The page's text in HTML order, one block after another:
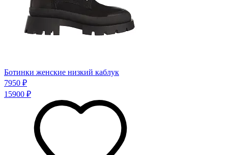
Ботинки женские низкий каблук
7950 ₽
15900 ₽